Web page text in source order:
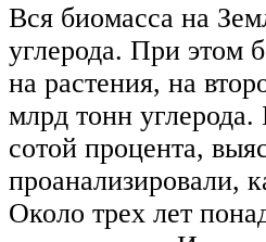
Вся биомасса на
углерода. При этом
на растения, на
млрд тонн
сотой процента,
проанализировали,
Около трех лет